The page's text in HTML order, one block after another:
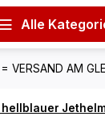
Alle
VERSAND AM